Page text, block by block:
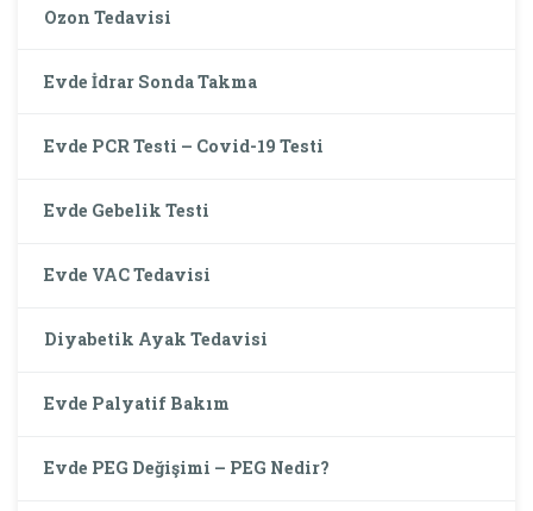
Ozon Tedavisi
Evde İdrar Sonda Takma
Evde PCR Testi – Covid-19 Testi
Evde Gebelik Testi
Evde VAC Tedavisi
Diyabetik Ayak Tedavisi
Evde Palyatif Bakım
Evde PEG Değişimi – PEG Nedir?